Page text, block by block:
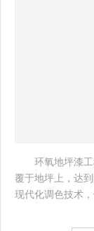
环氧地
覆于地坪上，达
现代化调色技术，使